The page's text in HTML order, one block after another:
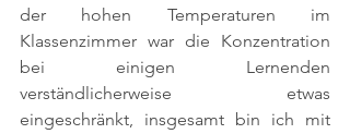
der hohen Temperaturen im
Klassenzimmer war die Konzentration
bei einigen Lernenden
verständlicherweise etwas
eingeschränkt, insgesamt bin ich mit